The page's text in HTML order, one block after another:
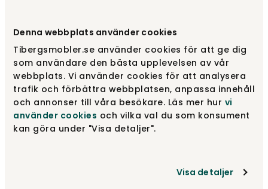
Denna webbplats använder cookies
Tibergsmobler.se använder cookies för att ge dig
som användare den bästa upplevelsen av vår
webbplats. Vi använder cookies för att analysera
trafik och förbättra webbplatsen, anpassa innehåll
och annonser till våra besökare. Läs mer hur vi
använder cookies och vilka val du som konsument
kan göra under "Visa detaljer".
Visa detaljer
Funktionalitet:Overvej, hvad du vil bruge
konsolebordet til. Har du brug for opbevaring
til nøgler, post eller andre småting? I så fald
kan et bord med skuffer eller hylder være et
godt valg. Hvis det kun er til dekoration,
passer et enklere bord uden ekstra
opbevaring måske bedre.
Vælg materiale, der er holdbart og
kan give en mere moderne følelse.